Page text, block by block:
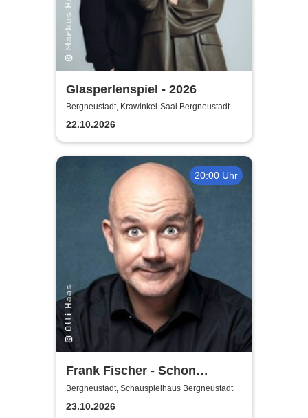
Glasperlenspiel - 2026
Bergneustadt, Krawinkel-Saal Bergneustadt
22.10.2026
20:00 Uhr
Frank Fischer - Schon
komisch!
Bergneustadt, Schauspielhaus Bergneustadt
23.10.2026